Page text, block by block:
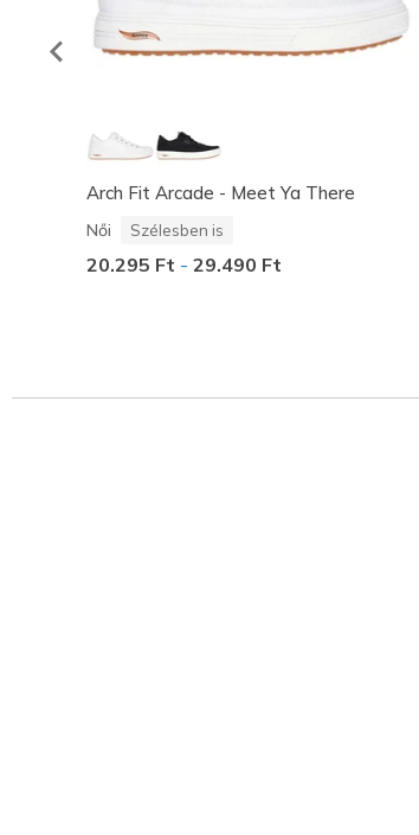
Arch Fit Arcade - Meet Ya There
Női Szélesben is
20.295 Ft - 29.490 Ft